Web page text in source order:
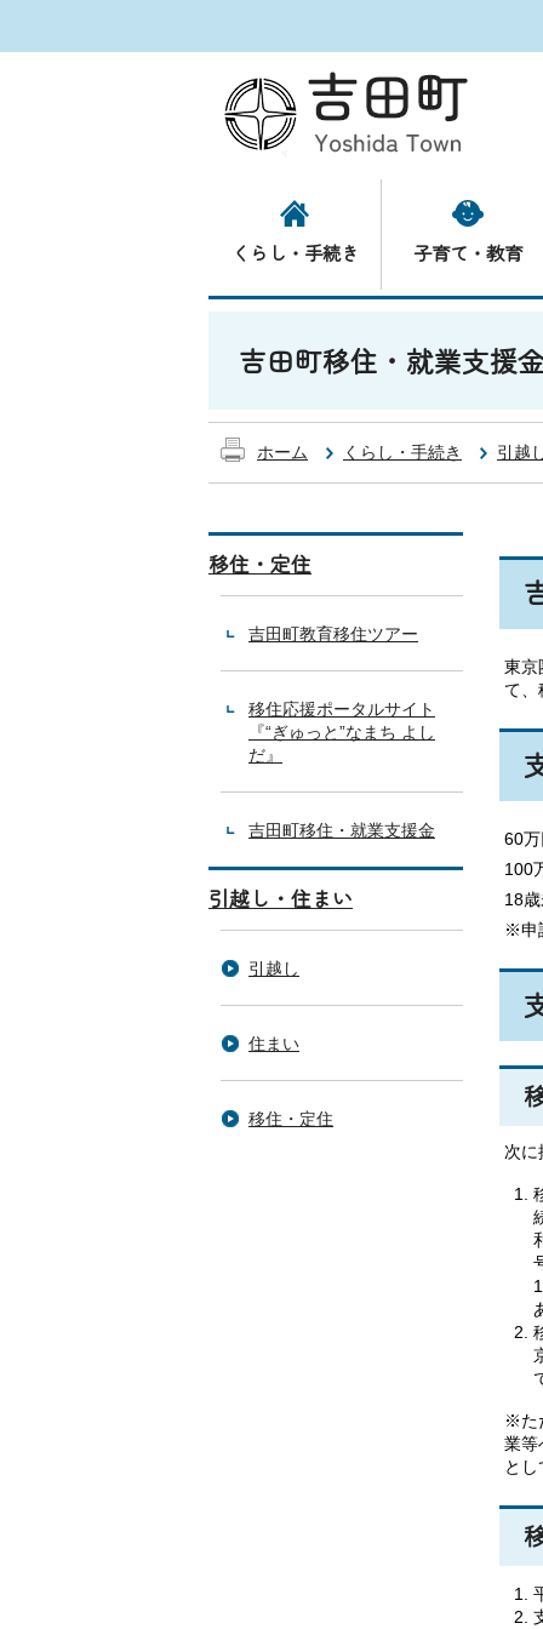
くらし・手続き 子育て・教育
吉田町移住・就業支援
ホーム くらし・手続き 引越
移住・定住
吉田町教育移住ツアー
移住応援ポータルサイト
『“ぎゅっと”なまち よし
だ』
吉田町移住・就業支援金
引越し・住まい
引越し
住まい
移住・定住
東京
て、
60
100
18
※申
次に
※た
業等
と